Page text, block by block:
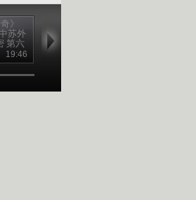
》
苏外
第六
盟
19:46
20121119 中苏外
交档案解密 第二
集 斯大林的选择